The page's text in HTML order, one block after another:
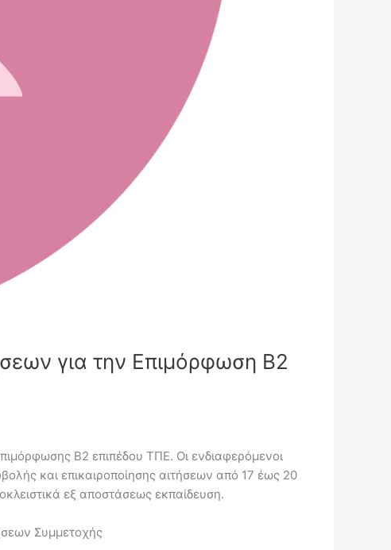
για την Επιμόρφωση Β2
Β2 επιπέδου ΤΠΕ. Οι ενδιαφερόμενοι
και επικαιροποίησης αιτήσεων από 17 έως 20
εξ αποστάσεως εκπαίδευση.
Συμμετοχής